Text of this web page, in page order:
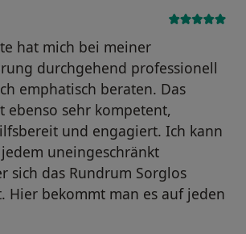
hat mich bei meiner
durchgehend professionell
emphatisch beraten. Das
ebenso sehr kompetent,
und engagiert. Ich kann
uneingeschränkt
sich das Rundrum Sorglos
Hier bekommt man es auf jeden